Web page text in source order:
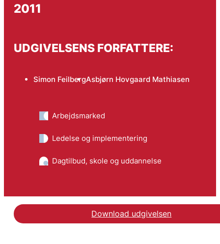
2011
UDGIVELSENS FORFATTERE:
Simon FeilbergAsbjørn Hovgaard Mathiasen
Arbejdsmarked
Ledelse og implementering
Dagtilbud, skole og uddannelse
Download udgivelsen